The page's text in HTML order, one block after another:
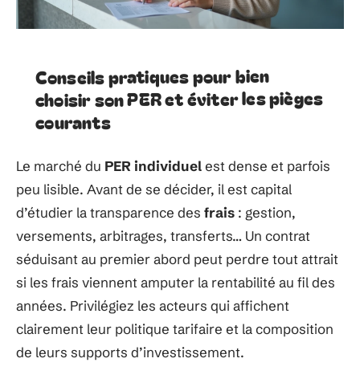
Conseils pratiques pour bien
choisir son PER et éviter les pièges
courants
Le marché du PER individuelest dense et parfois
peu lisible. Avant de se décider, il est capital
d’étudier la transparence des frais : gestion,
versements, arbitrages, transferts… Un contrat
séduisant au premier abord peut perdre tout attrait
si les frais viennent amputer la rentabilité au fil des
années. Privilégiez les acteurs qui affichent
clairement leur politique tarifaire et la composition
de leurs supports d’investissement.